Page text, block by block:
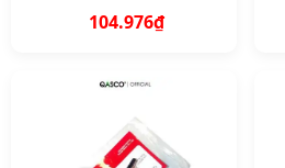
K ZR 600 592104.976₫